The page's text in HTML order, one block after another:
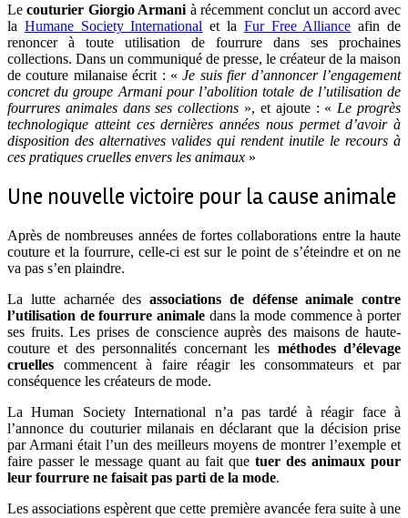
Lecouturier Giorgio Armani à récemment conclut un accord avec
la Humane Society International et la Fur Free Alliance afin de
renoncer à toute utilisation de fourrure dans ses prochaines
collections. Dans un communiqué de presse, le créateur de la maison
de couture milanaise écrit : «Je suis fier d’annoncer l’engagement
concret du groupe Armani pour l’abolition totale de l’utilisation de
fourrures animales dans ses collections », et ajoute : « Le progrès
technologique atteint ces dernières années nous permet d’avoir à
disposition des alternatives valides qui rendent inutile le recours à
ces pratiques cruelles envers les animaux »
Une nouvelle victoire pour la cause animale
Après de nombreuses années de fortes collaborations entre la haute
couture et la fourrure, celle-ci est sur le point de s’éteindre et on ne
va pas s’en plaindre.
La lutte acharnée des associations de défense animale contre
l’utilisation de fourrure animale dans la mode commence à porter
ses fruits. Les prises de conscience auprès des maisons de haute-
couture et des personnalités concernant les méthodes d’élevage
cruelles commencent à faire réagir les consommateurs et par
conséquence les créateurs de mode.
La Human Society International n’a pas tardé à réagir face à
l’annonce du couturier milanais en déclarant que la décision prise
par Armani était l’un des meilleurs moyens de montrer l’exemple et
faire passer le message quant au fait que tuer des animaux pour
leur fourrure ne faisait pas parti de la mode.
Les associations espèrent que cette première avancée fera suite à une